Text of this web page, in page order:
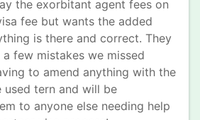
the exorbitant agent fees on
fee but wants the added
is there and correct. They
few mistakes we missed
to amend anything with the
used tern and will be
to anyone else needing help